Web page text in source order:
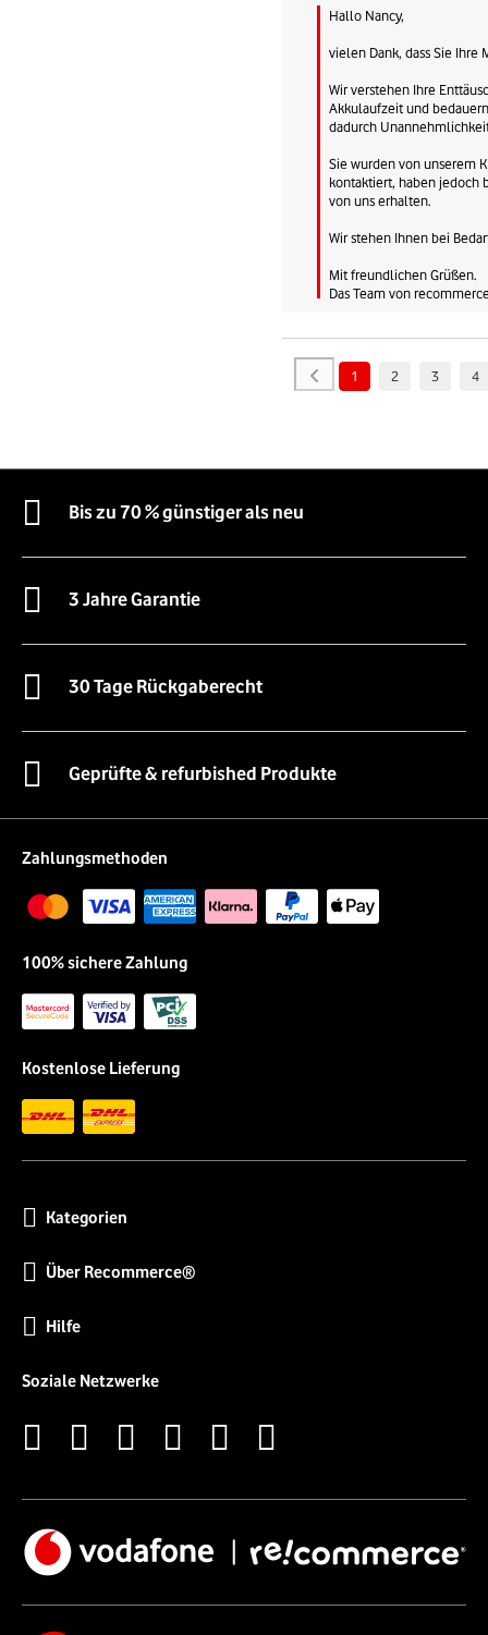
Hallo Nancy,
vielen Dank, dass Sie
Wir verstehen Ihre
Akkulaufzeit und
dadurch
Sie wurden von unserem
kontaktiert, haben jedoch
von uns erhalten.
Wir stehen Ihnen bei
Mit freundlichen Grüßen.
Das Team von
1 2 3 4
Bis zu 70 % günstiger als neu
3 Jahre Garantie
30 Tage Rückgaberecht
Geprüfte & refurbished Produkte
Zahlungsmethoden
100% sichere Zahlung
Kostenlose Lieferung
Kategorien
Über Recommerce®
Hilfe
Soziale Netzwerke